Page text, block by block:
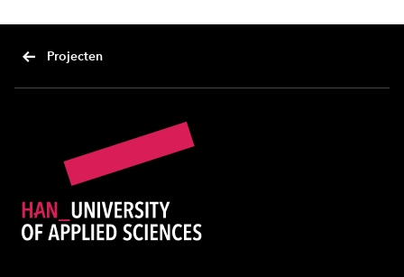
Projecten